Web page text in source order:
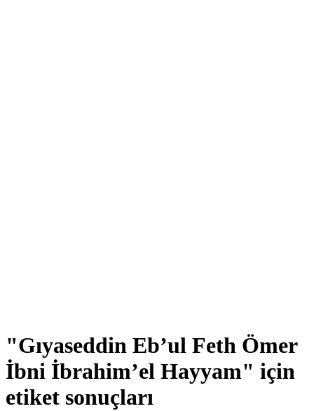
"Gıyaseddin Eb’ul Feth Ömer
İbni İbrahim’el Hayyam" için
etiket sonuçları